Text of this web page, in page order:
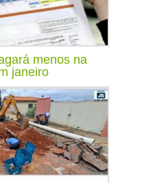
menos na
janeiro